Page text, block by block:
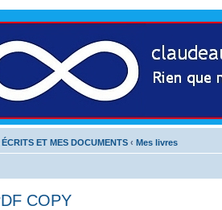
ÉCRITS ET MES DOCUMENTS ‹ Mes livres
COPY